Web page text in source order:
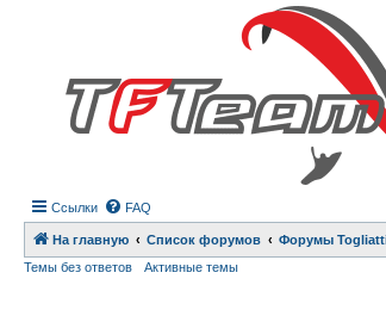
Ссылки FAQ
На главную Список форумов Форумы Togliatti
Темы без ответов
Активные темы